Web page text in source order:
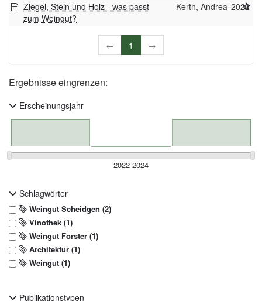
Ziegel, Stein und Holz - was passt
zum Weingut?
Kerth, Andrea 2022
← 1 →
Ergebnisse eingrenzen:
Erscheinungsjahr
Schlagwörter
Weingut Scheidgen (2)
Vinothek (1)
Weingut Forster (1)
Architektur (1)
Weingut (1)
Publikationstypen